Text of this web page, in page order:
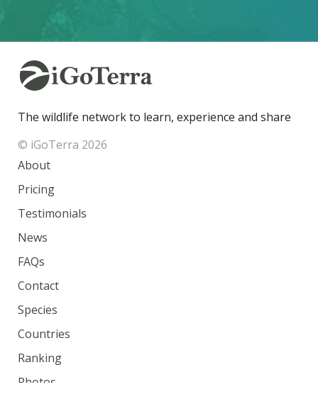
The wildlife network to learn, experience and share
© iGoTerra 2026
About
Pricing
Testimonials
News
FAQs
Contact
Species
Countries
Ranking
Photos